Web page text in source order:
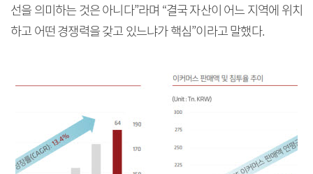
선을 의미하는 것은 아니다”라며 “결국 자산이 어느 지역에 위치
하고 어떤 경쟁력을 갖고 있느냐가 핵심”이라고 말했다.